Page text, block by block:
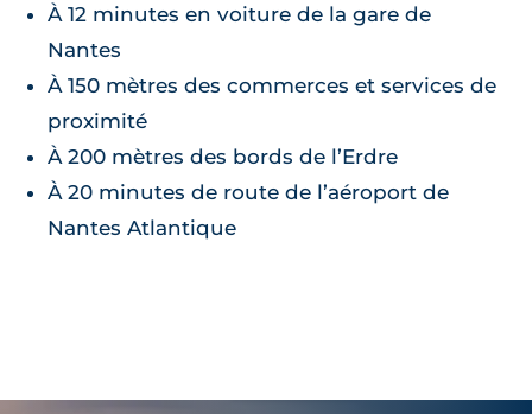
À 12 minutes en voiture de la gare de
Nantes
À 150 mètres des commerces et services de
proximité
À 200 mètres des bords de l’Erdre
À 20 minutes de route de l’aéroport de
Nantes Atlantique